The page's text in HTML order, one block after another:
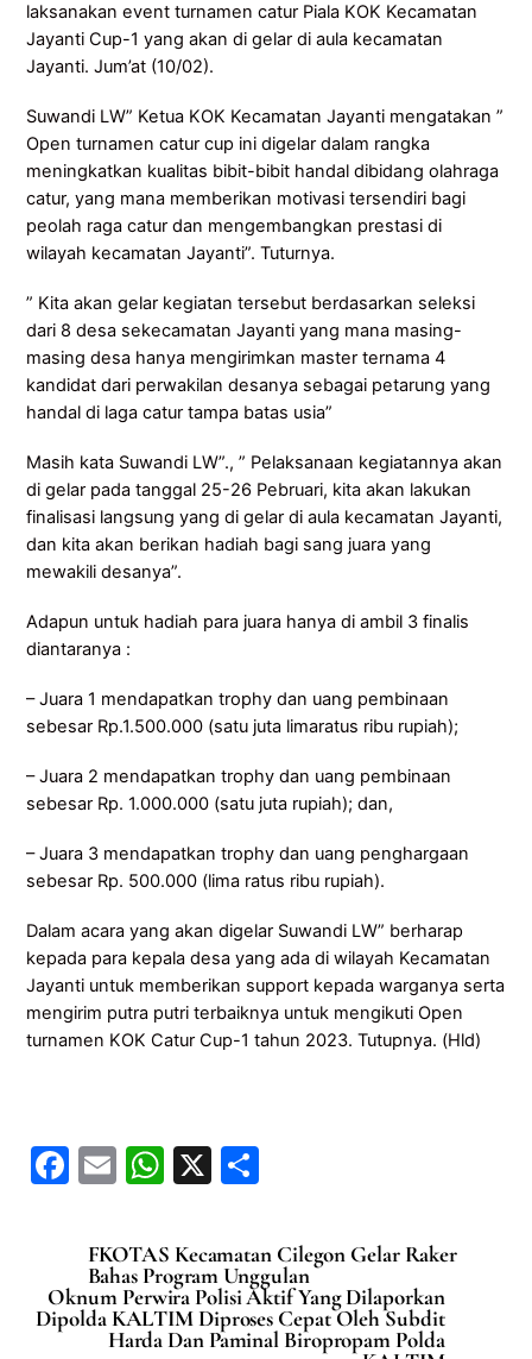
laksanakan event turnamen catur Piala KOK Kecamatan
Jayanti Cup-1 yang akan di gelar di aula kecamatan
Jayanti. Jum’at (10/02).
Suwandi LW” Ketua KOK Kecamatan Jayanti mengatakan ”
Open turnamen catur cup ini digelar dalam rangka
meningkatkan kualitas bibit-bibit handal dibidang olahraga
catur, yang mana memberikan motivasi tersendiri bagi
peolah raga catur dan mengembangkan prestasi di
wilayah kecamatan Jayanti”. Tuturnya.
” Kita akan gelar kegiatan tersebut berdasarkan seleksi
dari 8 desa sekecamatan Jayanti yang mana masing-
masing desa hanya mengirimkan master ternama 4
kandidat dari perwakilan desanya sebagai petarung yang
handal di laga catur tampa batas usia”
Masih kata Suwandi LW”., ” Pelaksanaan kegiatannya akan
di gelar pada tanggal 25-26 Pebruari, kita akan lakukan
finalisasi langsung yang di gelar di aula kecamatan Jayanti,
dan kita akan berikan hadiah bagi sang juara yang
mewakili desanya”.
Adapun untuk hadiah para juara hanya di ambil 3 finalis
diantaranya :
– Juara 1 mendapatkan trophy dan uang pembinaan
sebesar Rp.1.500.000 (satu juta limaratus ribu rupiah);
– Juara 2 mendapatkan trophy dan uang pembinaan
sebesar Rp. 1.000.000 (satu juta rupiah); dan,
– Juara 3 mendapatkan trophy dan uang penghargaan
sebesar Rp. 500.000 (lima ratus ribu rupiah).
Dalam acara yang akan digelar Suwandi LW” berharap
kepada para kepala desa yang ada di wilayah Kecamatan
Jayanti untuk memberikan support kepada warganya serta
mengirim putra putri terbaiknya untuk mengikuti Open
turnamen KOK Catur Cup-1 tahun 2023. Tutupnya. (Hld)
F
c
e
b
E
ai
l
W
at
s
A
X
ar
e
FKOTAS Kecamatan Cilegon Gelar Raker
Bahas Program Unggulan
Oknum Perwira Polisi Aktif Yang Dilaporkan
Dipolda KALTIM Diproses Cepat Oleh Subdit
Harda Dan Paminal Biropropam Polda